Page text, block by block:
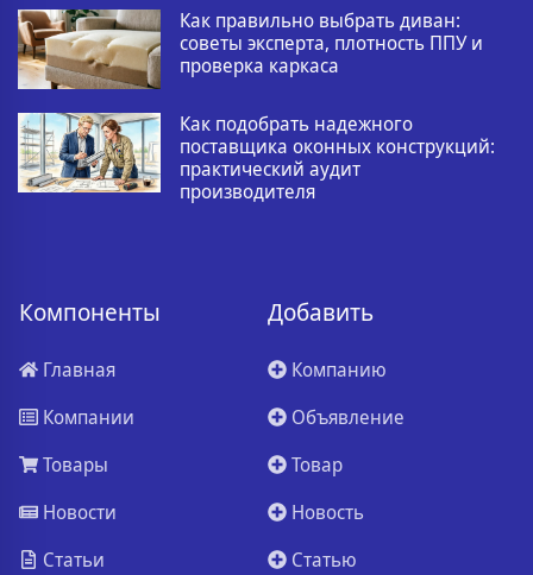
Как правильно выбрать диван:
советы эксперта, плотность ППУ и
проверка каркаса
Как подобрать надежного
поставщика оконных конструкций:
практический аудит
производителя
Компоненты
Главная
Компании
Товары
Новости
Статьи
Добавить
Компанию
Объявление
Товар
Новость
Статью